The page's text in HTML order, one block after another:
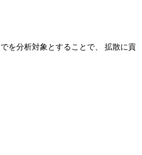
を分析対象とすることで、 拡散に貢